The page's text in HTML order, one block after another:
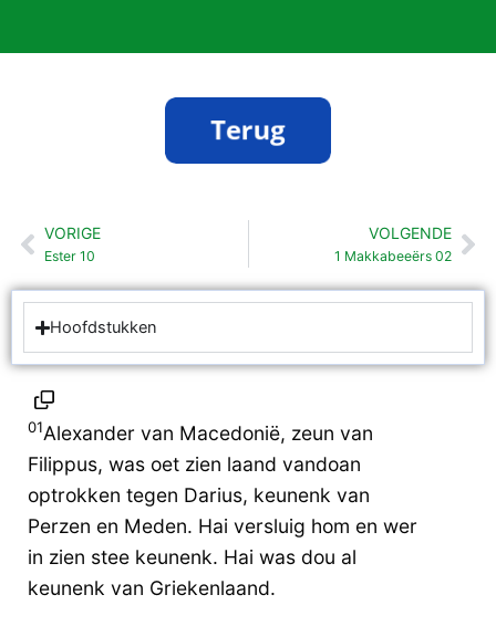
Vorige
VORIGE
Ester 10
VOLGENDE
1 Makkabeeërs 02
Hoofdstukken
01Alexander van Macedonië, zeun van
Filippus, was oet zien laand vandoan
optrokken tegen Darius, keunenk van
Perzen en Meden. Hai versluig hom en wer
in zien stee keunenk. Hai was dou al
keunenk van Griekenlaand.